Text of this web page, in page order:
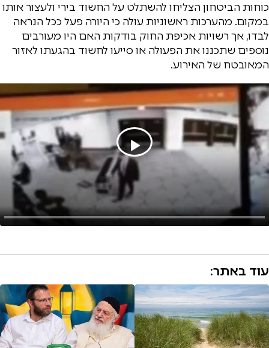
כוחות הביטחון הצליחו להשתלט על החשוד בירי ולעצור אותו
במקום. מהערכות ראשוניות עולה כי היורה פעל ככל הנראה
לבדו, אך רשויות אכיפת החוק בודקות האם היו מעורבים
נוספים שתכננו את הפעולה או סייעו לחשוד בהגעתו לאזור
המאובטח של האירוע.
עוד באתר: